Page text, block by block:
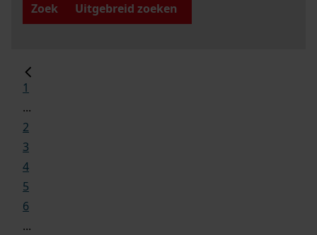
Zoek
Uitgebreid zoeken
1
...
2
3
4
5
6
...